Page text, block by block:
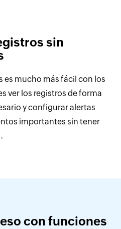
sin
es mucho más fácil con los
ver los registros de forma
y configurar alertas
importantes sin tener
con funciones